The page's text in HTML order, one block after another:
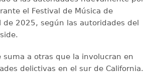
el Festival de Música de
de 2025, según las autoridades del
suma a otras que la involucran en
delictivas en el sur de California.